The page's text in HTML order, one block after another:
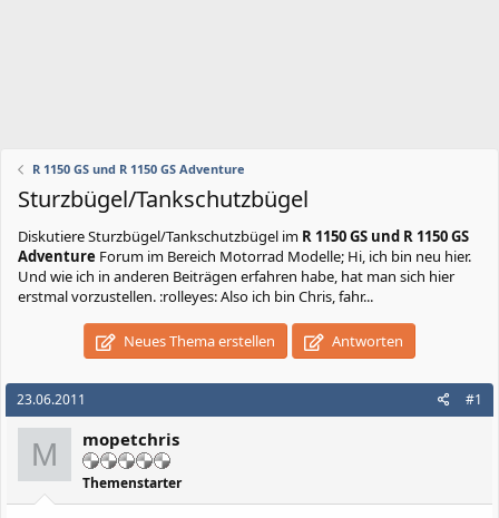
R 1150 GS und R 1150 GS Adventure
Sturzbügel/Tankschutzbügel
DiskutiereSturzbügel/Tankschutzbügel im R 1150 GS und R 1150 GS
Adventure Forum im Bereich Motorrad Modelle; Hi, ich bin neu hier.
Und wie ich in anderen Beiträgen erfahren habe, hat man sich hier
erstmal vorzustellen. :rolleyes: Also ich bin Chris, fahr...
Neues Thema erstellen Antworten
23.06.2011 #1
M mopetchris
Themenstarter